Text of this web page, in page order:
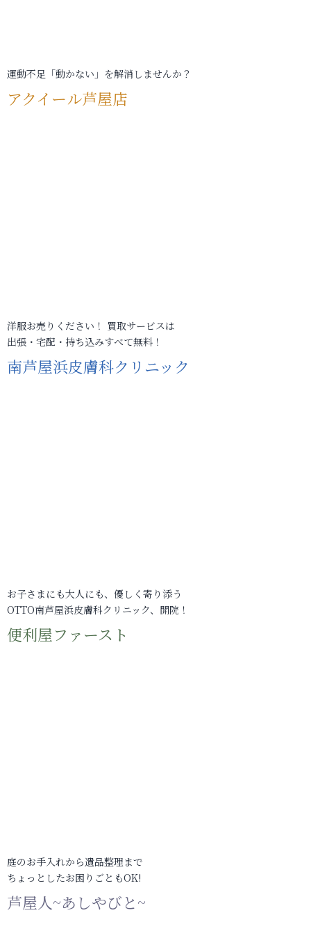
運動不足「動かない」を解消しませんか？
アクイール芦屋店
洋服お売りください！ 買取サービスは
出張・宅配・持ち込みすべて無料！
南芦屋浜皮膚科クリニック
お子さまにも大人にも、優しく寄り添う
OTTO南芦屋浜皮膚科クリニック、開院！
便利屋ファースト
庭のお手入れから遺品整理まで
ちょっとしたお困りごともOK!
芦屋人~あしやびと~